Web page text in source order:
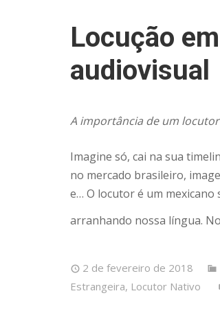
Locução
audiovisual
A importância de um
Imagine só, cai na sua
no mercado brasileiro,
e… O locutor é um
arranhando nossa língua.
2 de fevereiro de 2018
Estrangeira, Locutor Nativo